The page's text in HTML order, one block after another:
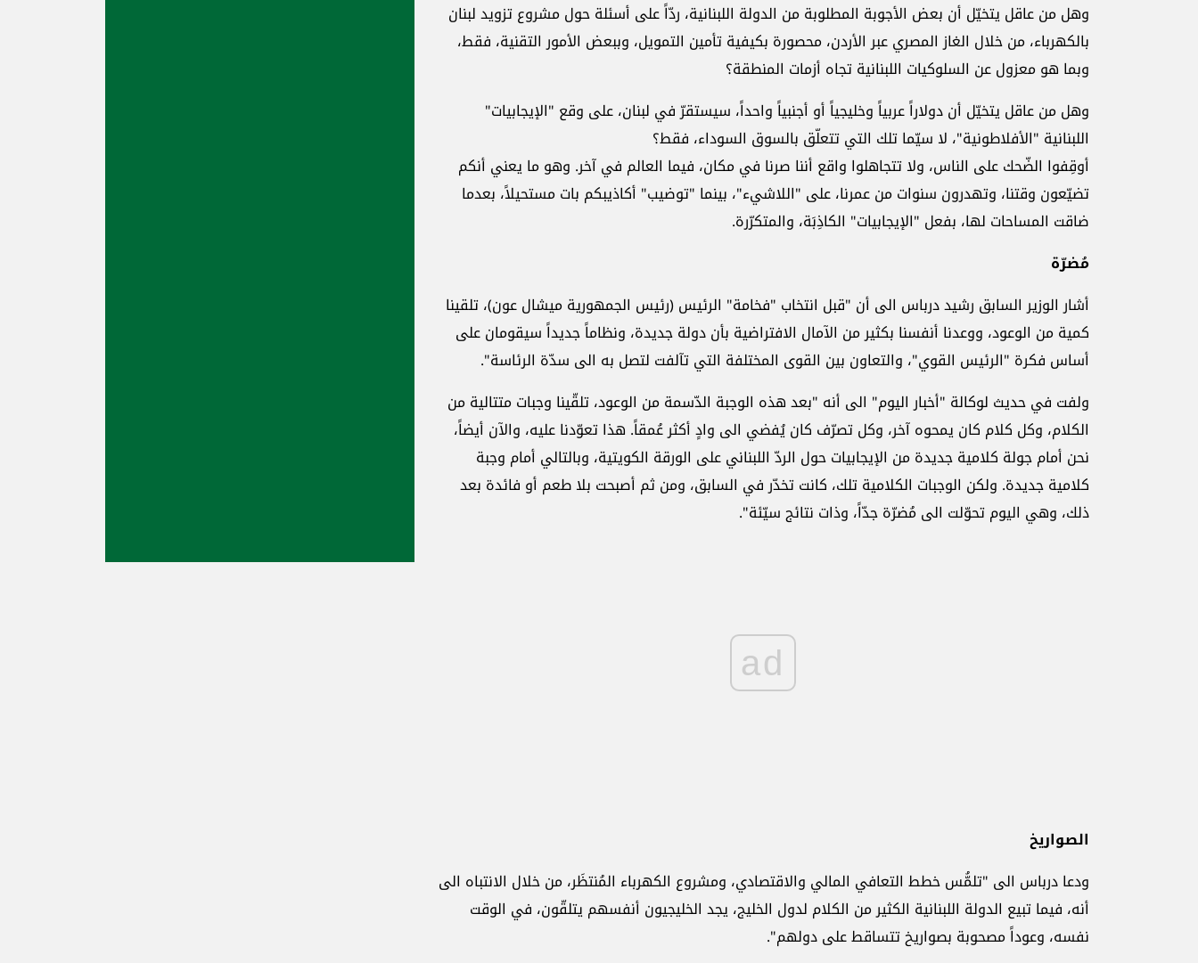
وهل من عاقل يتخيّل أن بعض الأجوبة المطلوبة من الدولة اللبنانية، ردّاً على أسئلة حول مشروع تزويد لبنان
بالكهرباء، من خلال الغاز المصري عبر الأردن، محصورة بكيفية تأمين التمويل، وببعض الأمور التقنية، فقط،
وبما هو معزول عن السلوكيات اللبنانية تجاه أزمات المنطقة؟
وهل من عاقل يتخيّل أن دولاراً عربياً وخليجياً أو أجنبياً واحداً، سيستقرّ في لبنان، على وقع "الإيجابيات"
اللبنانية "الأفلاطونية"، لا سيّما تلك التي تتعلّق بالسوق السوداء، فقط؟
أوقِفوا الضّحك على الناس، ولا تتجاهلوا واقع أننا صرنا في مكان، فيما العالم في آخر. وهو ما يعني أنكم
تضيّعون وقتنا، وتهدرون سنوات من عمرنا، على "اللاشيء"، بينما "توضيب" أكاذيبكم بات مستحيلاً، بعدما
ضاقت المساحات لها، بفعل "الإيجابيات" الكاذِبَة، والمتكرّرة.
مُضرّة
أشار الوزير السابق رشيد درباس الى أن "قبل انتخاب "فخامة" الرئيس (رئيس الجمهورية ميشال عون)، تلقينا
كمية من الوعود، ووعدنا أنفسنا بكثير من الآمال الافتراضية بأن دولة جديدة، ونظاماً جديداً سيقومان على
أساس فكرة "الرئيس القوي"، والتعاون بين القوى المختلفة التي تآلفت لتصل به الى سدّة الرئاسة".
ولفت في حديث لوكالة "أخبار اليوم" الى أنه "بعد هذه الوجبة الدّسمة من الوعود، تلقّينا وجبات متتالية من
الكلام، وكل كلام كان يمحوه آخر، وكل تصرّف كان يُفضي الى وادٍ أكثر عُمقاً. هذا تعوّدنا عليه، والآن أيضاً،
نحن أمام جولة كلامية جديدة من الإيجابيات حول الردّ اللبناني على الورقة الكويتية، وبالتالي أمام وجبة
كلامية جديدة. ولكن الوجبات الكلامية تلك، كانت تخدّر في السابق، ومن ثم أصبحت بلا طعم أو فائدة بعد
ذلك، وهي اليوم تحوّلت الى مُضرّة جدّاً، وذات نتائج سيّئة".
ad
الصواريخ
ودعا درباس الى "تلمُّس خطط التعافي المالي والاقتصادي، ومشروع الكهرباء المُنتظَر، من خلال الانتباه الى
أنه، فيما تبيع الدولة اللبنانية الكثير من الكلام لدول الخليج، يجد الخليجيون أنفسهم يتلقّون، في الوقت
نفسه، وعوداً مصحوبة بصواريخ تتساقط على دولهم".